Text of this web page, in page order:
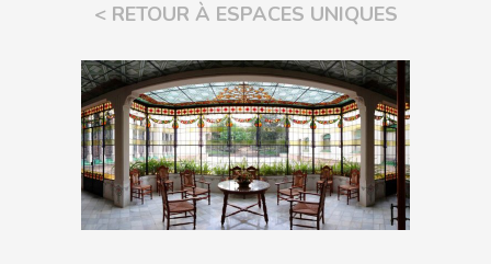
< RETOUR À ESPACES UNIQUES